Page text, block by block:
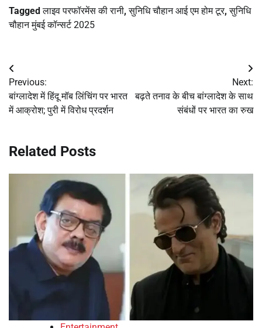
Taggedलाइव परफॉरमेंस की रानी,सुनिधि चौहान आई एम होम टूर,सुनिधि
चौहान मुंबई कॉन्सर्ट 2025
Post
navigation
Previous:
बांग्लादेश में हिंदू मॉब लिंचिंग पर भारत
में आक्रोश; पुरी में विरोध प्रदर्शन
Next:
बढ़ते तनाव के बीच बांग्लादेश के साथ
संबंधों पर भारत का रुख
Related Posts